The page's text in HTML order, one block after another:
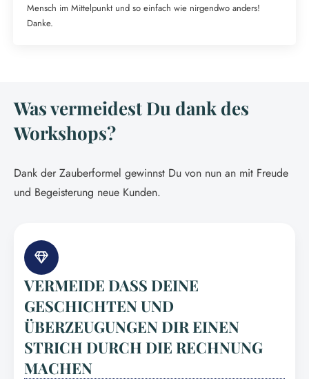
Mensch im Mittelpunkt und so einfach wie nirgendwo anders!
Danke.
Was vermeidest Du dank des
Workshops?
Dank der Zauberformel gewinnst Du von nun an mit Freude
und Begeisterung neue Kunden.
VERMEIDE DASS DEINE
GESCHICHTEN UND
ÜBERZEUGUNGEN DIR EINEN
STRICH DURCH DIE RECHNUNG
MACHEN